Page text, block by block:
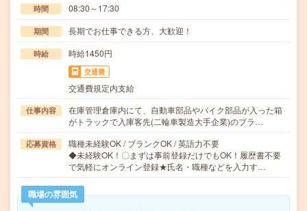
時間 08:30～17:30
期間 長期でお仕事できる方、大歓迎！
時給 時給1450円
交通費
交通費規定内支給
仕事内容
在庫管理倉庫内にて、自動車部品やバイク部品が入った箱
がトラックで入庫客先(二輪車製造大手企業)のプラ…
応募資格
職種未経験OK / ブランクOK / 英語力不要
◆未経験OK！〇まずは事前登録だけでもOK！履歴書不要
で気軽にオンライン登録★氏名・職種などを入力す…
職場の雰囲気